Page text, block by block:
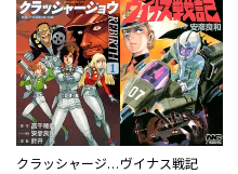
クラッシャージョウ ＲＥＢＩＲＴＨ ヴイナス戦記